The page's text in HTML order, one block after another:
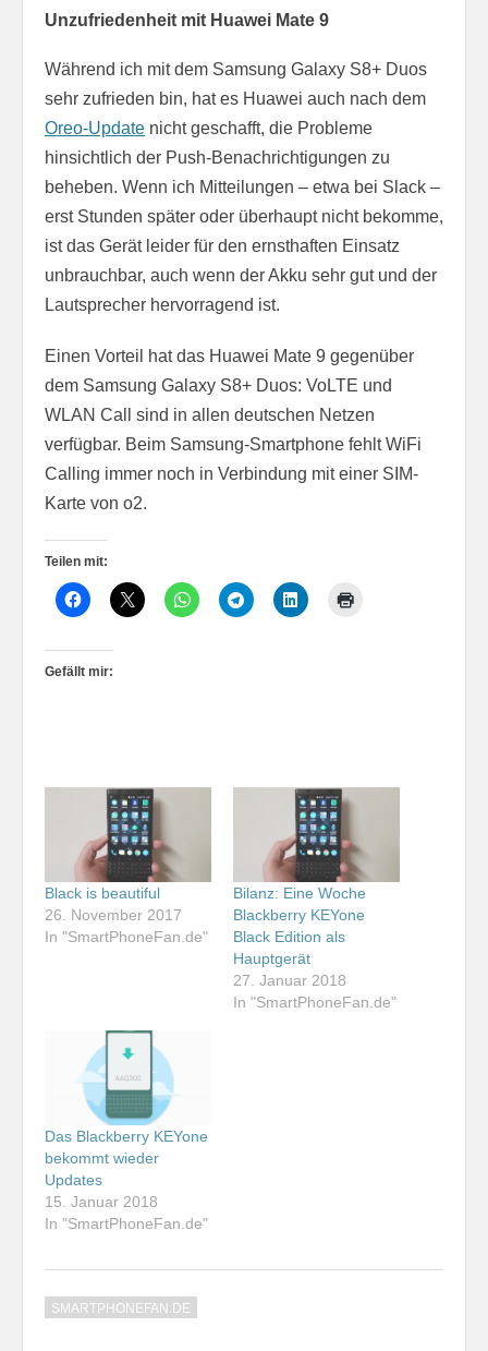
Unzufriedenheit mit Huawei Mate 9
Während ich mit dem Samsung Galaxy S8+ Duos
sehr zufrieden bin, hat es Huawei auch nach dem
Oreo-Update nicht geschafft, die Probleme
hinsichtlich der Push-Benachrichtigungen zu
beheben. Wenn ich Mitteilungen – etwa bei Slack –
erst Stunden später oder überhaupt nicht bekomme,
ist das Gerät leider für den ernsthaften Einsatz
unbrauchbar, auch wenn der Akku sehr gut und der
Lautsprecher hervorragend ist.
Einen Vorteil hat das Huawei Mate 9 gegenüber
dem Samsung Galaxy S8+ Duos: VoLTE und
WLAN Call sind in allen deutschen Netzen
verfügbar. Beim Samsung-Smartphone fehlt WiFi
Calling immer noch in Verbindung mit einer SIM-
Karte von o2.
Teilen mit:
Gefällt mir:
Black is beautiful
26. November 2017
In "SmartPhoneFan.de"
Bilanz: Eine Woche
Blackberry KEYone
Black Edition als
Hauptgerät
27. Januar 2018
In "SmartPhoneFan.de"
Das Blackberry KEYone
bekommt wieder
Updates
15. Januar 2018
In "SmartPhoneFan.de"
SMARTPHONEFAN.DE